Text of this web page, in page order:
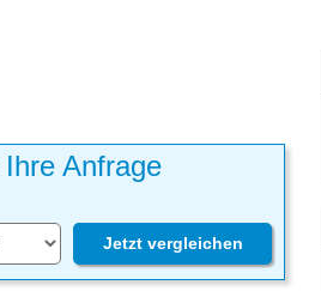
Anfrage
Jetzt vergleichen